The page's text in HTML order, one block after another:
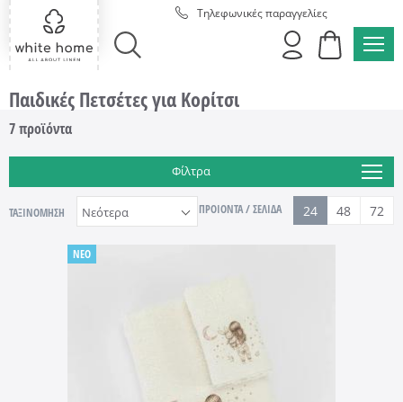
ΑΝΑΖΗΤΗΣΗ
Τηλεφωνικές παραγγελίες
Παιδικές Πετσέτες για Κορίτσι
7προϊόντα
Φίλτρα
ΤΑΞΙΝΟΜΗΣΗ ΠΡΟΙΟΝΤΑ / ΣΕΛΙΔΑ 24 48 72
NEO